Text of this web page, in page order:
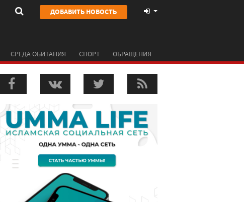
ДОБАВИТЬ НОВОСТЬ
СРЕДА ОБИТАНИЯ СПОРТ ОБРАЩЕНИЯ